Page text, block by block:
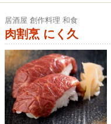
居酒屋 創作料理 和食
肉割烹 にく久